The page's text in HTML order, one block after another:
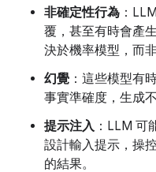
非確定性行為 ：
覆，甚至有時會產
決於機率模型，而
幻覺 ：這些模型有
事實準確度，生成
提示注入 ：LLM 可
設計輸入提示，操
的結果。